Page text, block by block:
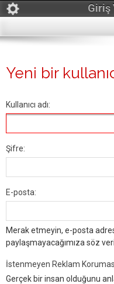
Giriş
Yeni bir
Kullanıcı adı:
Şifre:
E-posta:
Merak etmeyin, e-posta
paylaşmayacağımıza söz
İstenmeyen Reklam
Gerçek bir insan olduğunu